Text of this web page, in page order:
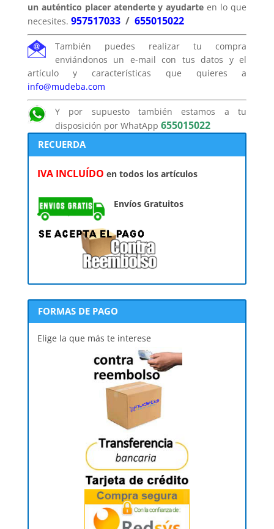
un auténtico placer atenderte y ayudarte en lo que
necesites. 957517033/ 655015022
También puedes realizar tu compra
enviándonos un e-mail con tus datos y el
artículo y características que quieres a
info@mudeba.com
Y por supuesto también estamos a tu
disposición por WhatApp 655015022
RECUERDA
IVA INCLUÍDO en todos los artículos
Envíos Gratuitos
FORMAS DE PAGO
Elige la que más te interese